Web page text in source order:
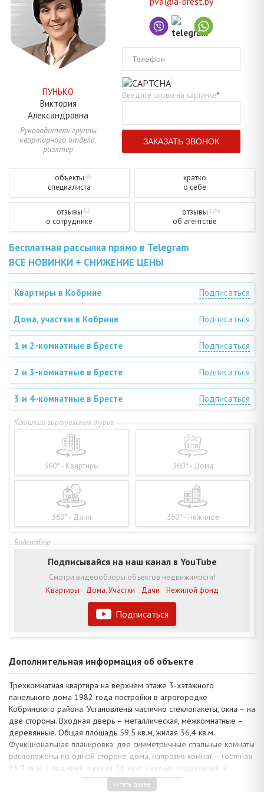
ПУНЬКО
Виктория
Александровна
Руководитель группы
квартирного отдела,
риэлтер
Телефон
Введите слово на картинке*
объекты 60
специалиста
кратко
о себе
отзывы 52
о сотруднике
отзывы 1296
об агентстве
Бесплатная рассылка прямо в Telegram
ВСЕ НОВИНКИ + СНИЖЕНИЕ ЦЕНЫ
Квартиры в Кобрине Подписаться
Дома, участки в Кобрине Подписаться
1 и 2-комнатные в Бресте Подписаться
2 и 3-комнатные в Бресте Подписаться
3 и 4-комнатные в Бресте Подписаться
360° - Квартиры 360° - Дома
360° - Дачи 360° - Нежилое
Подписаться
Подписывайся на наш канал в YouTube
Смотри видеообзоры объектов недвижимости!
Квартиры
Дома. Участки Дачи Нежилой фонд
Дополнительная информация об объекте
Трехкомнатная квартира на верхнем этаже 3-хэтажного
панельного дома 1982 года постройки в агрогородке
Кобринского района. Установлены частично стеклопакеты, окна – на
две стороны. Входная дверь – металлическая, межкомнатные –
деревянные. Общая площадь 59,5 кв.м, жилая 36,4 кв.м.
Функциональная планировка: две симметричные спальные комнаты
расположены по одной стороне дома, напротив комнат – гостиная
16,9 кв.м. с лоджией и кухня 7,6 кв.м, санузел раздельный и
коридор. Имеется подвальное помещение.
читать далее